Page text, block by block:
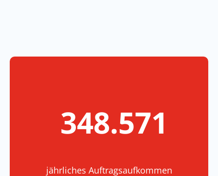
490.579
jährliches Auftragsaufkommen